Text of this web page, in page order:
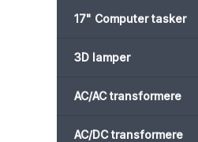
17" Computer tasker
3D lamper
AC/AC transformere
AC/DC transformere